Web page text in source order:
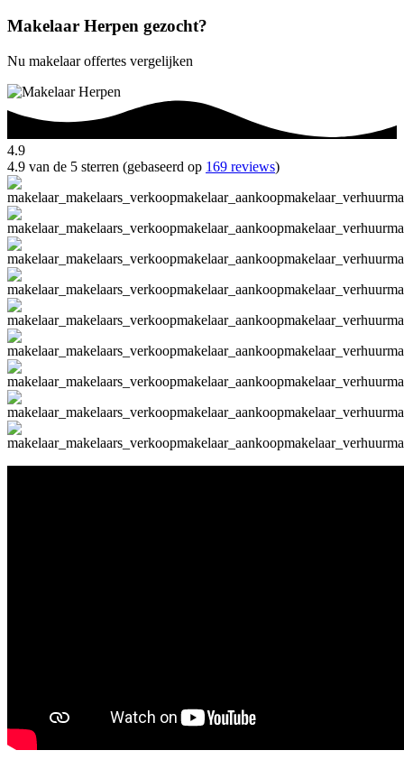
Makelaar Herpen gezocht?
Nu makelaar offertes vergelijken
4.9
4.9 van de 5 sterren (gebaseerd op 169 reviews)